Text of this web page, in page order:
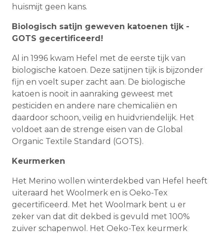
huismijt geen kans.
Biologisch satijn geweven katoenen tijk -
GOTS gecertificeerd!
Al in 1996 kwam Hefel met de eerste tijk van
biologische katoen. Deze satijnen tijk is bijzonder
fijn en voelt super zacht aan. De biologische
katoen is nooit in aanraking geweest met
pesticiden en andere nare chemicaliën en
daardoor schoon, veilig en huidvriendelijk. Het
voldoet aan de strenge eisen van de Global
Organic Textile Standard (GOTS).
Keurmerken
Het Merino wollen winterdekbed van Hefel heeft
uiteraard het Woolmerk en is Oeko-Tex
gecertificeerd. Met het Woolmark bent u er
zeker van dat dit dekbed is gevuld met 100%
zuiver schapenwol. Het Oeko-Tex keurmerk